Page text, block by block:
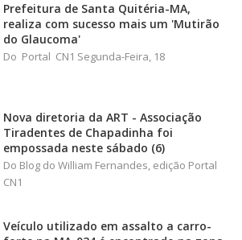
Prefeitura de Santa Quitéria-MA,
realiza com sucesso mais um 'Mutirão
do Glaucoma'
Do Portal CN1 Segunda-Feira, 18
Nova diretoria da ART - Associação
Tiradentes de Chapadinha foi
empossada neste sábado (6)
Do Blog do William Fernandes, edição Portal
CN1
Veículo utilizado em assalto a carro-